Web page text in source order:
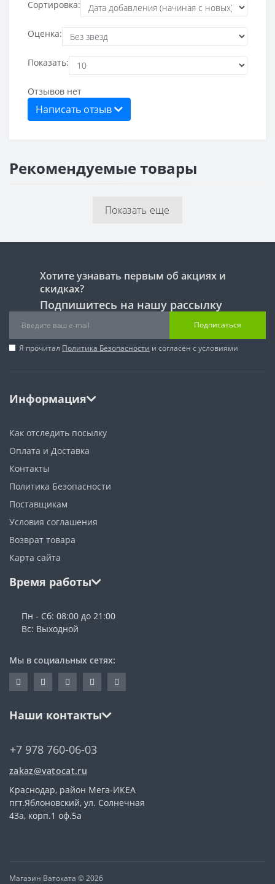
Сортировка:
Оценка:
Показать:
Отзывов нет
Написать отзыв
Рекомендуемые товары
Показать еще
Хотите узнавать первым об акциях и
скидках?
Подпишитесь на нашу рассылку
Подписаться
Я прочитал Политика Безопасности и согласен с условиями
Информация
Как отследить посылку
Оплата и Доставка
Контакты
Политика Безопасности
Поставщикам
Условия соглашения
Возврат товара
Карта сайта
Время работы
Пн - Сб: 08:00 до 21:00
Вс: Выходной
Мы в социальных сетях:
Наши контакты
+7 978 760-06-03
zakaz@vatocat.ru
Краснодар, район Мега-ИКЕА
пгт.Яблоновский, ул. Солнечная
43а, корп.1 оф.5а
Магазин Ватоката © 2026